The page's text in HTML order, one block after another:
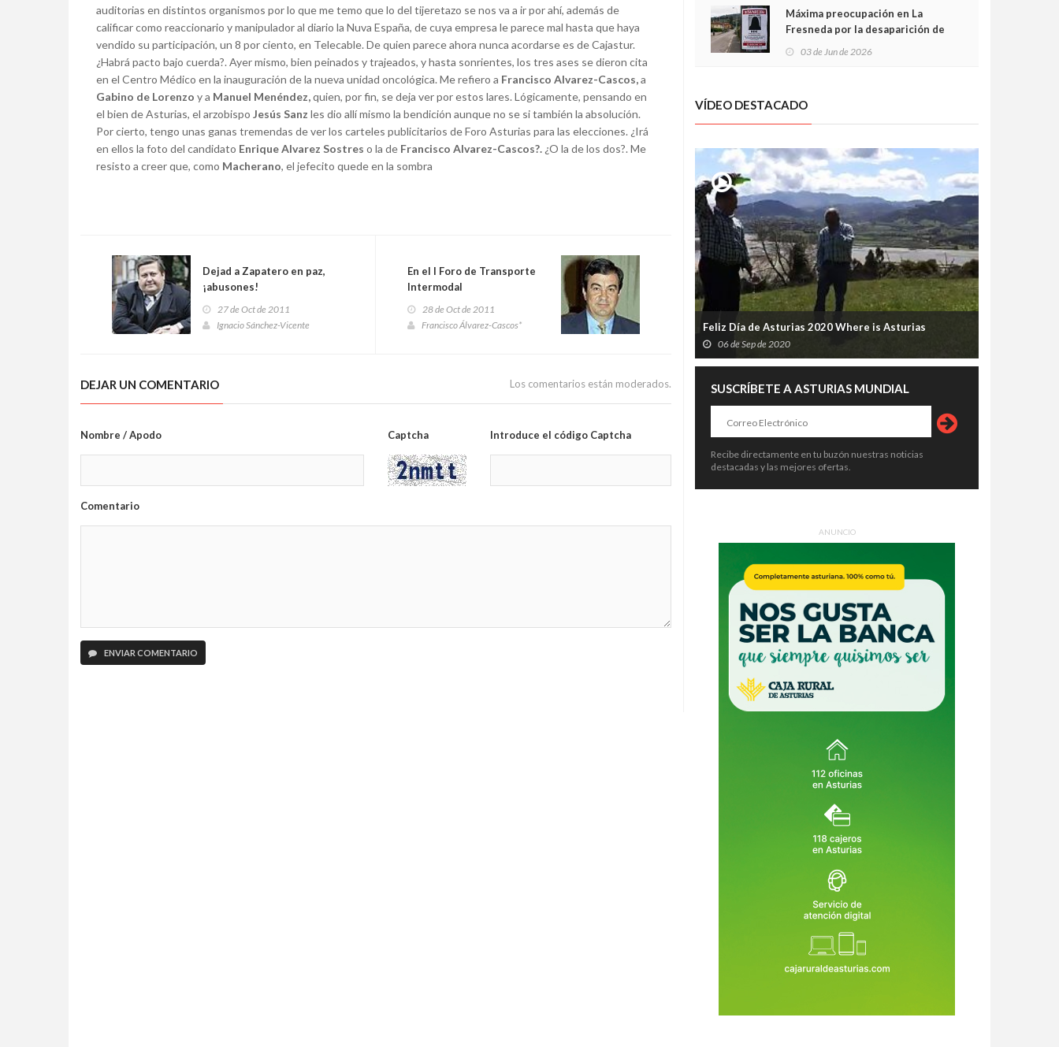
auditorias en distintos organismos por lo que me temo que lo del tijeretazo se nos va a ir por ahí, además de
calificar como reaccionario y manipulador al diario la Nuva España, de cuya empresa le parece mal hasta que haya
vendido su participación, un 8 por ciento, en Telecable. De quien parece ahora nunca acordarse es de Cajastur.
¿Habrá pacto bajo cuerda?. Ayer mismo, bien peinados y trajeados, y hasta sonrientes, los tres ases se dieron cita
en el Centro Médico en la inauguración de la nueva unidad oncológica. Me refiero a Francisco Alvarez-Cascos,a
Gabino de Lorenzo y a Manuel Menéndez,quien, por fin, se deja ver por estos lares. Lógicamente, pensando en
el bien de Asturias, el arzobispo Jesús Sanz les dio allí mismo la bendición aunque no se si también la absolución.
Por cierto, tengo unas ganas tremendas de ver los carteles publicitarios de Foro Asturias para las elecciones. ¿Irá
en ellos la foto del candidato Enrique Alvarez Sostres o la de Francisco Alvarez-Cascos?. ¿O la de los dos?. Me
resisto a creer que, como Macherano, el jefecito quede en la sombra
Dejad a Zapatero en paz,
¡abusones!
27 de Oct de 2011
Ignacio Sánchez-Vicente
En el I Foro de Transporte
Intermodal
28 de Oct de 2011
Francisco Álvarez-Cascos*
DEJAR UN COMENTARIO Los comentarios están moderados.
Nombre / Apodo Captcha Introduce el código Captcha
Comentario
ENVIAR COMENTARIO
Máxima preocupación en La
Fresneda por la desaparición de
03 de Jun de 2026
VÍDEO DESTACADO
Feliz Día de Asturias 2020 Where is Asturias
06 de Sep de 2020
SUSCRÍBETE A ASTURIAS MUNDIAL
Recibe directamente en tu buzón nuestras noticias
destacadas y las mejores ofertas.
ANUNCIO